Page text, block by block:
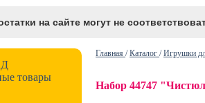
на сайте могут не
товары
Главная /Каталог /Игрушки
Набор 44747